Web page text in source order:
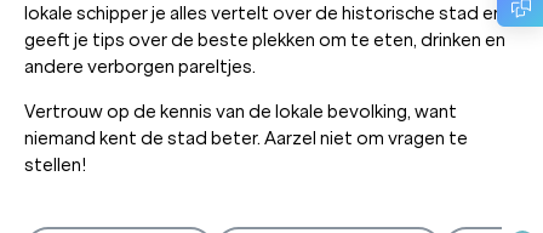
lokale schipper je alles vertelt over de historische stad en
geeft je tips over de beste plekken om te eten, drinken en
andere verborgen pareltjes.
Vertrouw op de kennis van de lokale bevolking, want
niemand kent de stad beter. Aarzel niet om vragen te
stellen!